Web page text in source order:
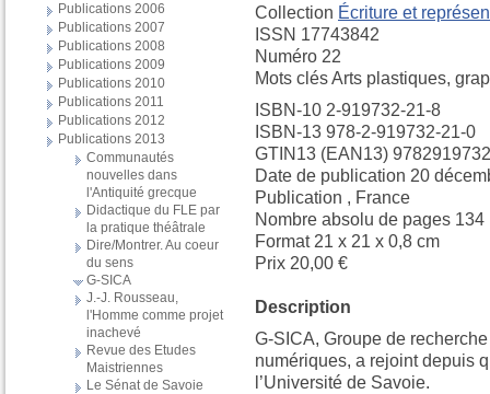
Publications 2006
Publications 2007
Publications 2008
Publications 2009
Publications 2010
Publications 2011
Publications 2012
Publications 2013
Communautés
nouvelles dans
l'Antiquité grecque
Didactique du FLE par
la pratique théâtrale
Dire/Montrer. Au coeur
du sens
G-SICA
J.-J. Rousseau,
l'Homme comme projet
inachevé
Revue des Etudes
Maistriennes
Le Sénat de Savoie
Collection Écriture et
ISSN 17743842
Numéro 22
Mots clés Arts plastiques,
ISBN-10 2-919732-21-8
ISBN-13 978-2-919732-21-0
GTIN13 (EAN13)
Date de publication 20
Publication , France
Nombre absolu de pages 134
Format 21 x 21 x 0,8 cm
Prix 20,00 €
Description
G-SICA, Groupe de
numériques, a rejoint depuis
l’Université de Savoie.